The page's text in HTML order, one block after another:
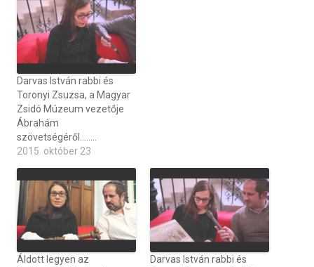
Darvas István rabbi és
Toronyi Zsuzsa, a Magyar
Zsidó Múzeum vezetője
Ábrahám
szövetségéről……..
2015. október 23
Áldott legyen az
Darvas István rabbi és